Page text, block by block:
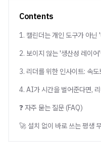
Contents
1. 캘린더는 개인 도구가 아닌
2. 보이지 않는 '생산성 레이
3. 리더를 위한 인사이트: 속
4. AI가 시간을 벌어준다면,
❓ 자주 묻는 질문 (FAQ)
🚀 설치 없이 바로 쓰는 평생